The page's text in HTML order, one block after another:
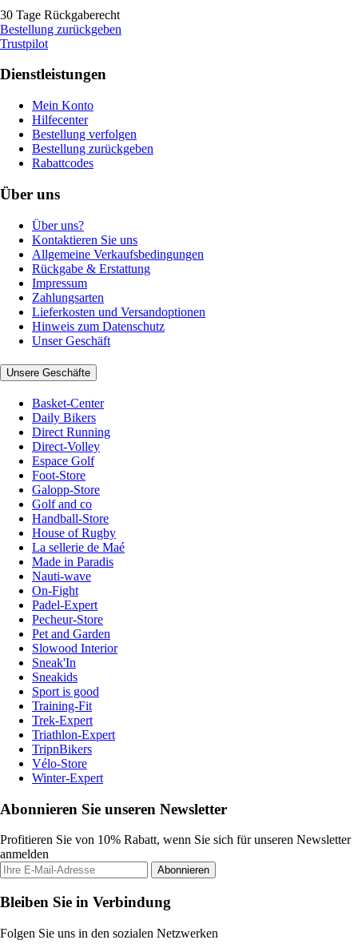
30 Tage Rückgaberecht
Bestellung zurückgeben
Trustpilot
Dienstleistungen
Mein Konto
Hilfecenter
Bestellung verfolgen
Bestellung zurückgeben
Rabattcodes
Über uns
Über uns?
Kontaktieren Sie uns
Allgemeine Verkaufsbedingungen
Rückgabe & Erstattung
Impressum
Zahlungsarten
Lieferkosten und Versandoptionen
Hinweis zum Datenschutz
Unser Geschäft
Unsere Geschäfte
Basket-Center
Daily Bikers
Direct Running
Direct-Volley
Espace Golf
Foot-Store
Galopp-Store
Golf and co
Handball-Store
House of Rugby
La sellerie de Maé
Made in Paradis
Nauti-wave
On-Fight
Padel-Expert
Pecheur-Store
Pet and Garden
Slowood Interior
Sneak'In
Sneakids
Sport is good
Training-Fit
Trek-Expert
Triathlon-Expert
TripnBikers
Vélo-Store
Winter-Expert
Abonnieren Sie unseren Newsletter
Profitieren Sie von 10% Rabatt, wenn Sie sich für unseren Newsletter
anmelden
Abonnieren
Bleiben Sie in Verbindung
Folgen Sie uns in den sozialen Netzwerken